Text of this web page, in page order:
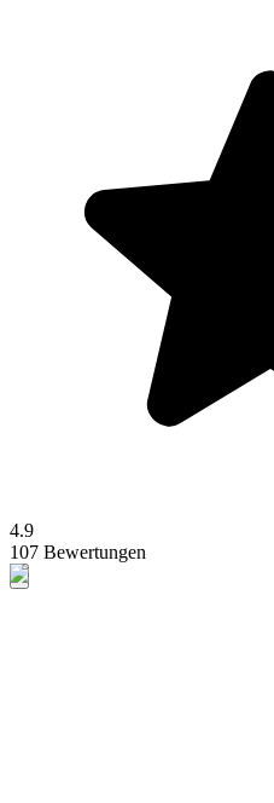
4.9
107 Bewertungen